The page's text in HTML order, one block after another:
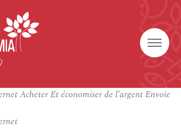
Acheter Et économiser de l’argent Envoie